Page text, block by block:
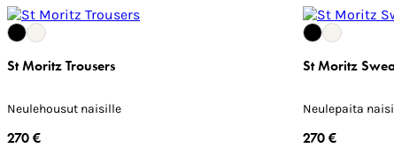
St Moritz Trousers
Neulehousut naisille
270 €
St Moritz
Neulepaita
270 €